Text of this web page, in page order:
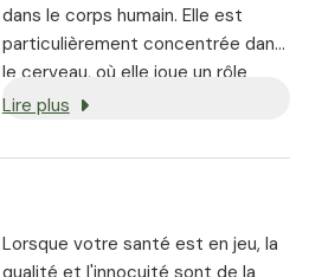
dans le corps humain. Elle est
particulièrement concentrée dans
le cerveau, où elle joue un rôle
essentiel dans le maintien de la
fonctionnement des cellules
Lire plus
Lorsque votre santé est en jeu, la
qualité et l'innocuité sont de la